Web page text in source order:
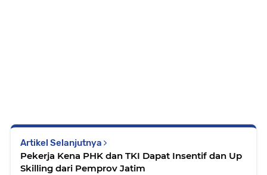
Artikel Selanjutnya
Pekerja Kena PHK dan TKI Dapat Insentif dan Up
Skilling dari Pemprov Jatim